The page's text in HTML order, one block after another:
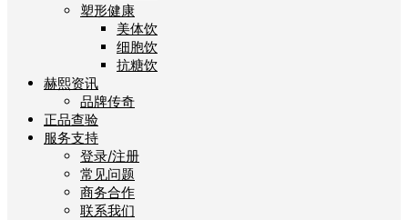
塑形健康
美体饮
细胞饮
抗糖饮
赫熙资讯
品牌传奇
正品查验
服务支持
登录/注册
常见问题
商务合作
联系我们